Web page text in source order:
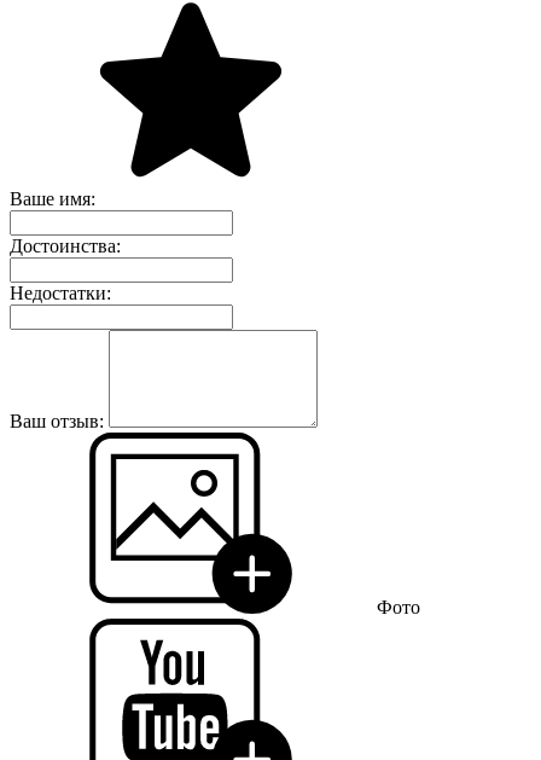
Ваше имя:
Достоинства:
Недостатки:
Ваш отзыв:
Фото